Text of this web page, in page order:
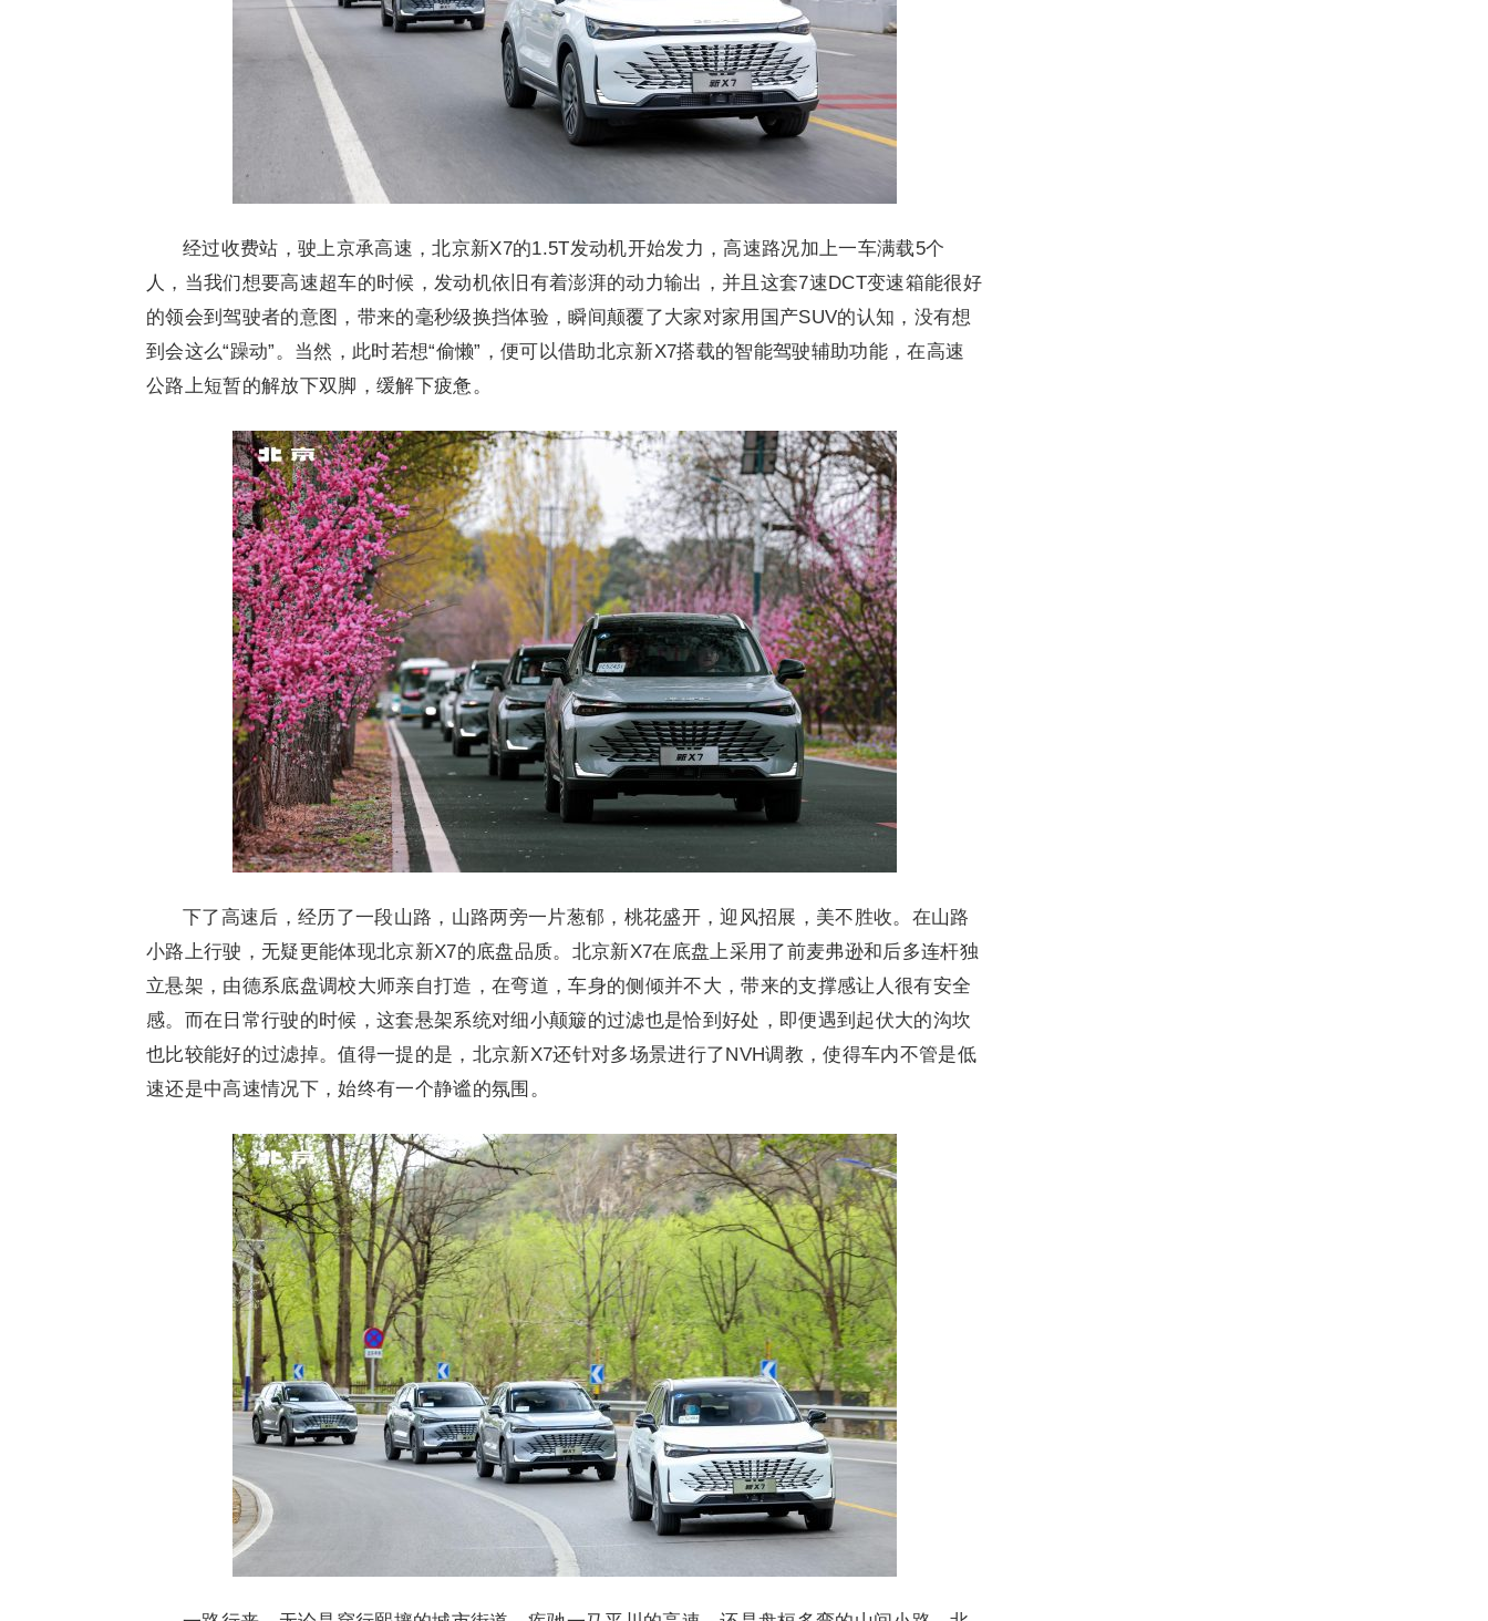
经过收费站，驶上京承高速，北京新X7的1.5T发动机开始发力，高速路况加上一车满载5个
人，当我们想要高速超车的时候，发动机依旧有着澎湃的动力输出，并且这套7速DCT变速箱能很好
的领会到驾驶者的意图，带来的毫秒级换挡体验，瞬间颠覆了大家对家用国产SUV的认知，没有想
到会这么“躁动”。当然，此时若想“偷懒”，便可以借助北京新X7搭载的智能驾驶辅助功能，在高速
公路上短暂的解放下双脚，缓解下疲惫。
下了高速后，经历了一段山路，山路两旁一片葱郁，桃花盛开，迎风招展，美不胜收。在山路
小路上行驶，无疑更能体现北京新X7的底盘品质。北京新X7在底盘上采用了前麦弗逊和后多连杆独
立悬架，由德系底盘调校大师亲自打造，在弯道，车身的侧倾并不大，带来的支撑感让人很有安全
感。而在日常行驶的时候，这套悬架系统对细小颠簸的过滤也是恰到好处，即便遇到起伏大的沟坎
也比较能好的过滤掉。值得一提的是，北京新X7还针对多场景进行了NVH调教，使得车内不管是低
速还是中高速情况下，始终有一个静谧的氛围。